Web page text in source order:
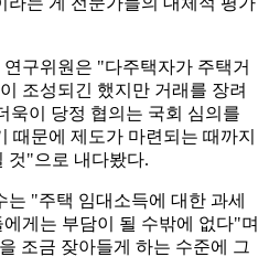
구위원은 "다주택자가 주택거
조성되긴 했지만 거래를 장려
욱이 당정 협의는 국회 심의를
때문에 제도가 마련되는 때까지
것"으로 내다봤다.
"주택 임대소득에 대한 과세
게는 부담이 될 수밖에 없다"며
조금 잦아들게 하는 수준에 그